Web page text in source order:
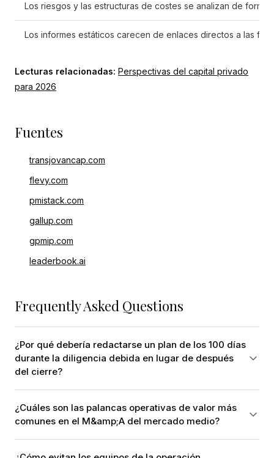
Los riesgos y las estructuras de costes se analizan de
Los informes estáticos carecen de enlaces directos a las
Lecturas relacionadas: Perspectivas del capital privado
para 2026
Fuentes
transjovancap.com
flevy.com
pmistack.com
gallup.com
gpmip.com
leaderbook.ai
Frequently Asked Questions
¿Por qué debería redactarse un plan de los 100 días
durante la diligencia debida en lugar de después
del cierre?
¿Cuáles son las palancas operativas de valor más
comunes en el M&amp;A del mercado medio?